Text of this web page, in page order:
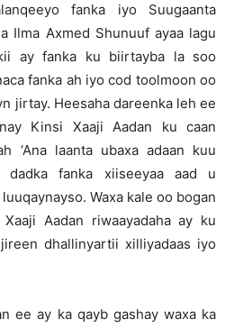
fanka iyo Suugaanta
Ilma Axmed Shunuuf ayaa lagu
ay fanka ku biirtayba la soo
fanka ah iyo cod toolmoon oo
jirtay. Heesaha dareenka leh ee
Kinsi Xaaji Aadan ku caan
‘Ana laanta ubaxa adaan kuu
dadka fanka xiiseeyaa aad u
Waxa kale oo bogan
Aadan riwaayadaha ay ku
dhallinyartii xilliyadaas iyo
ee ay ka qayb gashay waxa ka